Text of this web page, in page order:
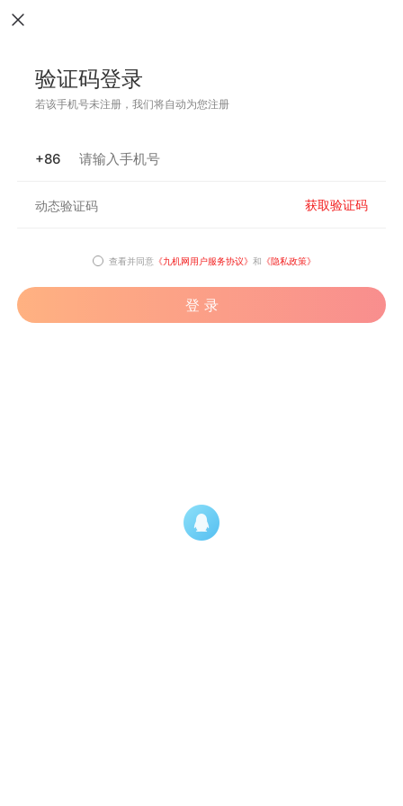
验证码登录
若该手机号未注册，我们将自动为您注册
+86
获取验证码
查看并同意 《九机网用户服务协议》 和 《隐私政策》
登 录